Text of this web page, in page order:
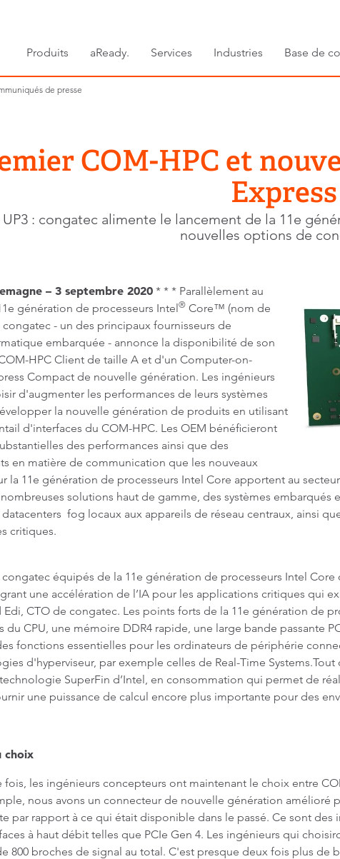
Produits aReady. Services Industries Base de
de presse
COM-HPC et
Express
UP3 : congatec alimente le lancement de la 11e
nouvelles options de
– 3 septembre 2020 * * * Parallèlement au
génération de processeurs Intel® Core™ (nom de
congatec - un des principaux fournisseurs de
embarquée - annonce la disponibilité de son
HPC Client de taille A et d'un Computer-on-
Compact de nouvelle génération. Les ingénieurs
d'augmenter les performances de leurs systèmes
la nouvelle génération de produits en utilisant
d'interfaces du COM-HPC. Les OEM bénéficieront
des performances ainsi que des
en matière de communication que les nouveaux
la 11e génération de processeurs Intel Core apportent au
solutions haut de gamme, des systèmes
datacenters fog locaux aux appareils de réseau centraux, ainsi
critiques.
équipés de la 11e génération de processeurs Intel
une accélération de l’IA pour les applications critiques qui
CTO de congatec. Les points forts de la 11e génération de
du CPU, une mémoire DDR4 rapide, une large bande passante
fonctions essentielles pour les ordinateurs de périphérie
d'hyperviseur, par exemple celles de Real-Time
technologie SuperFin d’Intel, en consommation qui permet de
une puissance de calcul encore plus importante pour des
choix
fois, les ingénieurs concepteurs ont maintenant le choix entre
nous avons un connecteur de nouvelle génération
par rapport à ce qui était disponible dans le passé. Ce sont
à haut débit telles que PCIe Gen 4. Les ingénieurs qui
800 broches de signal au total. C'est presque deux fois plus de